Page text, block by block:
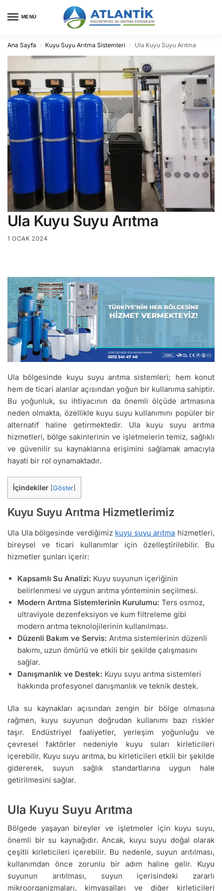
MENÜ
Ana Sayfa / Kuyu Suyu Arıtma Sistemleri / Ula Kuyu Suyu Arıtma
Ula Kuyu Suyu Arıtma
1 OCAK 2024
Ula bölgesinde kuyu suyu arıtma sistemleri; hem konut
hem de ticari alanlar açısından yoğun bir kullanıma sahiptir.
Bu yoğunluk, su ihtiyacının da önemli ölçüde artmasına
neden olmakta, özellikle kuyu suyu kullanımını popüler bir
alternatif haline getirmektedir. Ula kuyu suyu arıtma
hizmetleri, bölge sakinlerinin ve işletmelerin temiz, sağlıklı
ve güvenilir su kaynaklarına erişimini sağlamak amacıyla
hayati bir rol oynamaktadır.
İçindekiler Göster
Kuyu Suyu Arıtma Hizmetlerimiz
Ula Ula bölgesinde verdiğimiz kuyu suyu arıtma hizmetleri,
bireysel ve ticari kullanımlar için özelleştirilebilir. Bu
hizmetler şunları içerir:
Kapsamlı Su Analizi: Kuyu suyunun içeriğinin
belirlenmesi ve uygun arıtma yönteminin seçilmesi.
Modern Arıtma Sistemlerinin Kurulumu: Ters osmoz,
ultraviyole dezenfeksiyon ve kum filtreleme gibi
modern arıtma teknolojilerinin kullanılması.
Düzenli Bakım ve Servis: Arıtma sistemlerinin düzenli
bakımı, uzun ömürlü ve etkili bir şekilde çalışmasını
sağlar.
Danışmanlık ve Destek: Kuyu suyu arıtma sistemleri
hakkında profesyonel danışmanlık ve teknik destek.
Ula su kaynakları açısından zengin bir bölge olmasına
rağmen, kuyu suyunun doğrudan kullanımı bazı riskler
taşır. Endüstriyel faaliyetler, yerleşim yoğunluğu ve
çevresel faktörler nedeniyle kuyu suları kirleticileri
içerebilir. Kuyu suyu arıtma, bu kirleticileri etkili bir şekilde
gidererek, suyun sağlık standartlarına uygun hale
getirilmesini sağlar.
Ula Kuyu Suyu Arıtma
Bölgede yaşayan bireyler ve işletmeler için kuyu suyu,
önemli bir su kaynağıdır. Ancak, kuyu suyu doğal olarak
çeşitli kirleticileri içerebilir. Bu nedenle, suyun arıtılması,
kullanımdan önce zorunlu bir adım haline gelir. Kuyu
suyunun arıtılması, suyun içerisindeki zararlı
mikroorganizmaları, kimyasalları ve diğer kirleticileri